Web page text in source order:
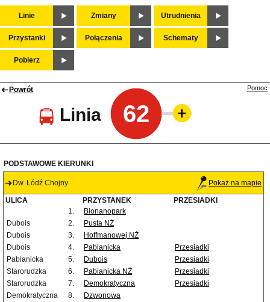
Linie Zmiany Utrudnienia
Przystanki Połączenia Schematy
Pobierz
Powrót
Linia 62
Pomoc
PODSTAWOWE KIERUNKI
Dw. Łódź Chojny Pokaż na mapie
ULICA PRZYSTANEK
PRZESIADKI
1.
Bionanopark
Dubois
2.
Pusta NŻ
Dubois
3.
Hoffmanowej NŻ
Dubois
4. Pabianicka
Przesiadki
Pabianicka
5. Dubois
Przesiadki
Starorudzka
6. Pabianicka NŻ
Przesiadki
Starorudzka
7. Demokratyczna
Przesiadki
Demokratyczna
8.
Dzwonowa